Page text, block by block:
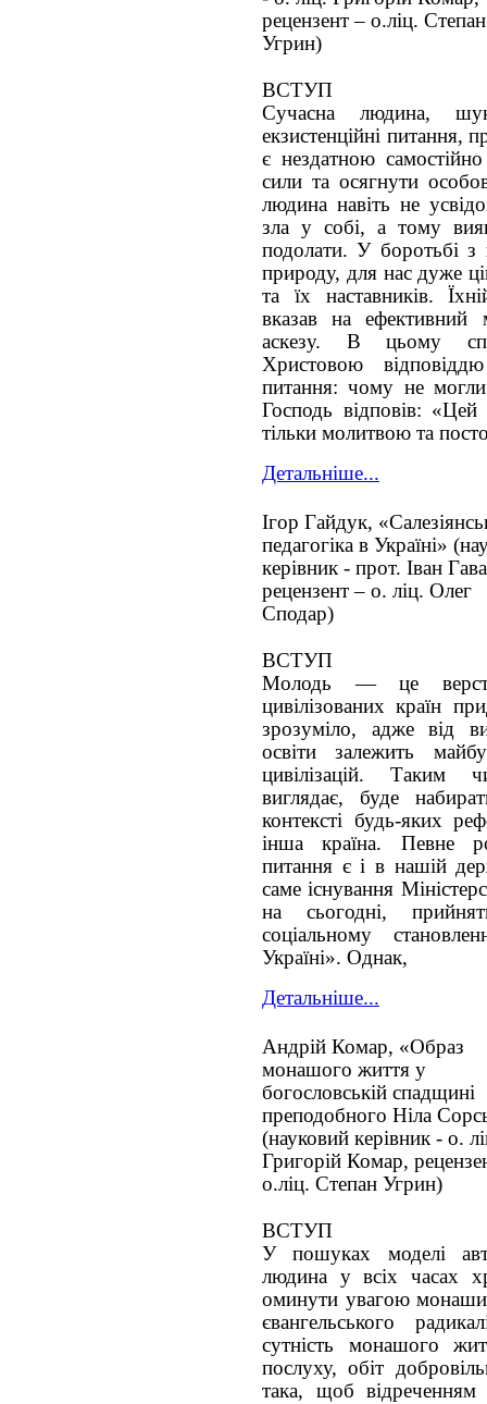
рецензент – о.ліц. Степан
Угрин)
ВСТУП
Сучасна людина,
екзистенційні питання,
є нездатною
сили та осягнути
людина навіть не
зла у собі, а тому
подолати. У боротьбі
природу, для нас дуже
та їх наставників.
вказав на
аскезу. В цьому
Христовою
питання: чому не
Господь відповів:
тільки молитвою та
Детальніше...
Ігор Гайдук,
педагогіка в Україні»
керівник - прот. Іван
рецензент – о. ліц. Олег
Сподар)
ВСТУП
Молодь — це
цивілізованих країн
зрозуміло, адже від
освіти залежить
цивілізацій. Таким
виглядає, буде
контексті будь-яких
інша країна. Певне
питання є і в нашій
саме існування
на сьогодні,
соціальному
Україні». Однак,
Детальніше...
Андрій Комар, «Образ
монашого життя у
богословській спадщині
преподобного Ніла
(науковий керівник - о.
Григорій Комар,
о.ліц. Степан Угрин)
ВСТУП
У пошуках моделі
людина у всіх часах
оминути увагою
євангельського
сутність монашого
послуху, обіт
така, щоб відреченням